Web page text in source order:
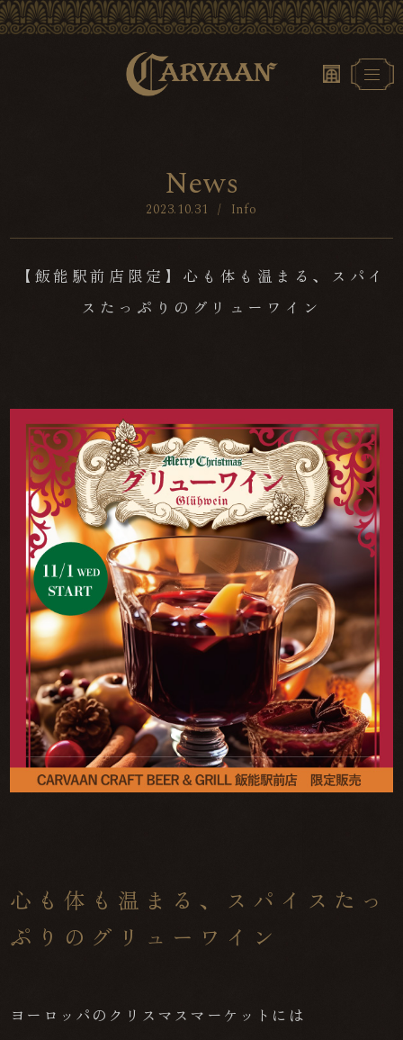
News
2023.10.31 / Info
【飯能駅前店限定】心も体も温まる、スパイ
スたっぷりのグリューワイン
心も体も温まる、スパイスたっ
ぷりのグリューワイン
ヨーロッパのクリスマスマーケットには